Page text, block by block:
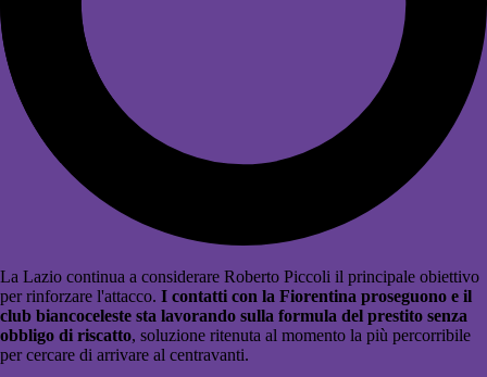
La Lazio continua a considerare Roberto Piccoli il principale obiettivo
per rinforzare l'attacco. I contatti con la Fiorentina proseguono e il
club biancoceleste sta lavorando sulla formula del prestito senza
obbligo di riscatto, soluzione ritenuta al momento la più percorribile
per cercare di arrivare al centravanti.